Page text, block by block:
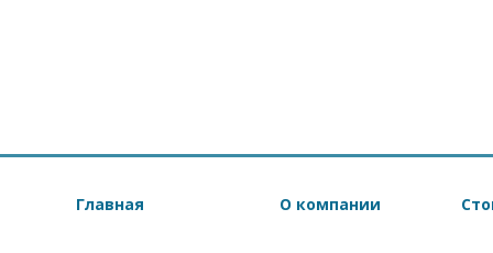
Главная О компании